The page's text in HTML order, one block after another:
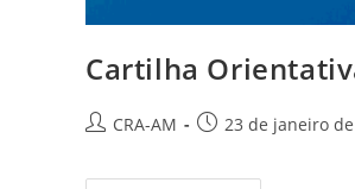
Cartilha
CRA-AM 23 de janeiro